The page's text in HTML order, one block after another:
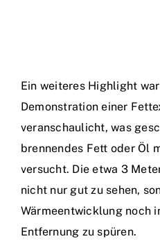
Ein weiteres Highlight
Demonstration einer
veranschaulicht, was
brennendes Fett oder Öl
versucht. Die etwa 3
nicht nur gut zu sehen,
Wärmeentwicklung noch
Entfernung zu spüren.